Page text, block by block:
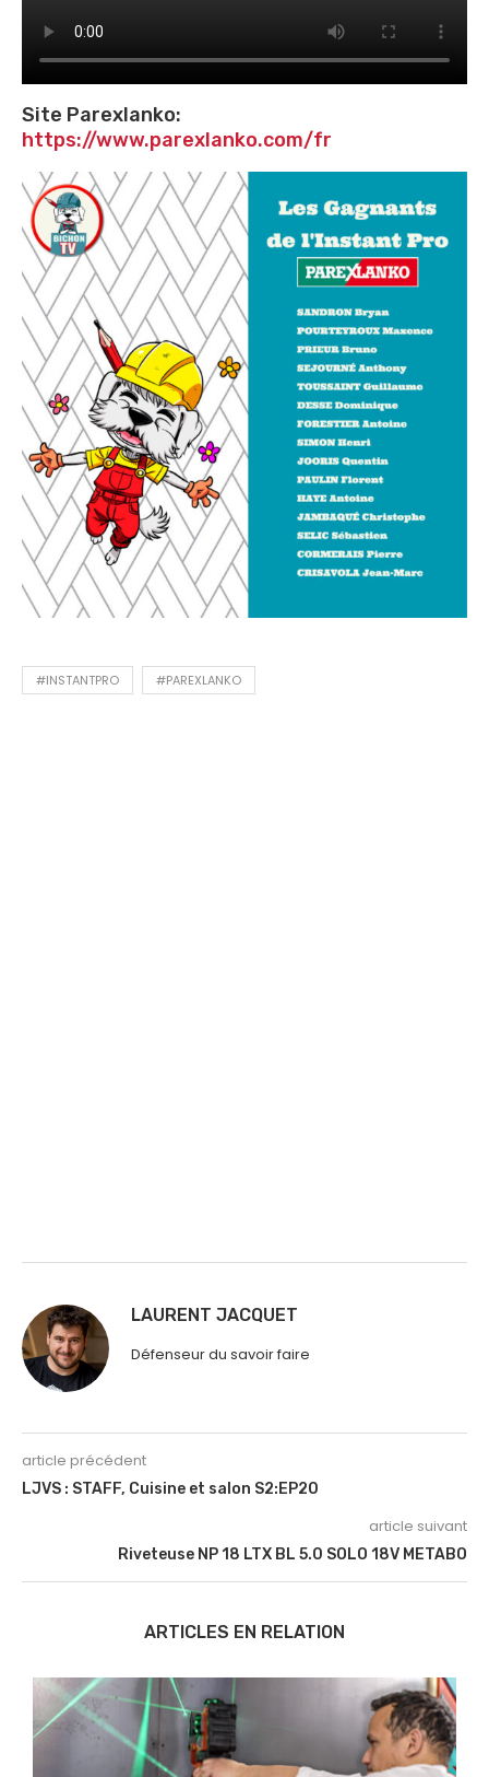
Site Parexlanko:
https://www.parexlanko.com/fr
#INSTANTPRO #PAREXLANKO
LAURENT JACQUET
Défenseur du savoir faire
article précédent
LJVS : STAFF, Cuisine et salon S2:EP20
article suivant
Riveteuse NP 18 LTX BL 5.0 SOLO 18V METABO
ARTICLES EN RELATION